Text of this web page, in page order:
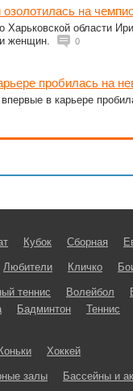
на
Харьковской области
женщин.
0
пробилась на
в карьере
Кубок Сборная
Любители Кличко
теннис Волейбол
Бадминтон Теннис
Коньки Хоккей
залы Бассейны и